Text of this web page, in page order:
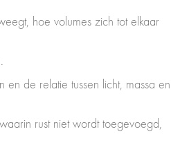
hoe volumes zich tot elkaar
de relatie tussen licht, massa en
rust niet wordt toegevoegd,